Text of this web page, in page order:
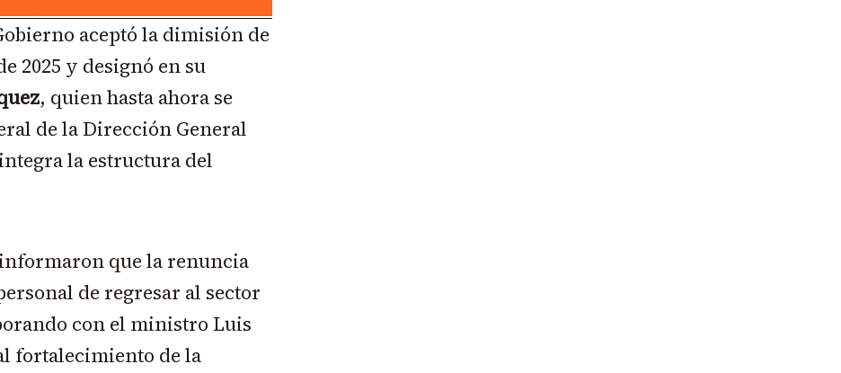
aceptó la dimisión de
2025 y designó en su
, quien hasta ahora se
de la Dirección General
la estructura del
que la renuncia
de regresar al sector
con el ministro Luis
fortalecimiento de la